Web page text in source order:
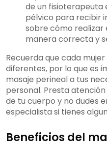
de un fisioterapeuta
pélvico para recibir
sobre cómo realizar
manera correcta y
Recuerda que cada
diferentes, por lo que es
masaje perineal a tus
personal. Presta
de tu cuerpo y no dudes
especialista si tienes
Beneficios del